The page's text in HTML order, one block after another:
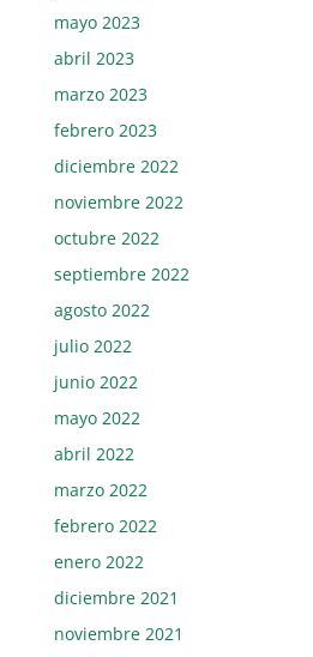
mayo 2023
abril 2023
marzo 2023
febrero 2023
diciembre 2022
noviembre 2022
octubre 2022
septiembre 2022
agosto 2022
julio 2022
junio 2022
mayo 2022
abril 2022
marzo 2022
febrero 2022
enero 2022
diciembre 2021
noviembre 2021